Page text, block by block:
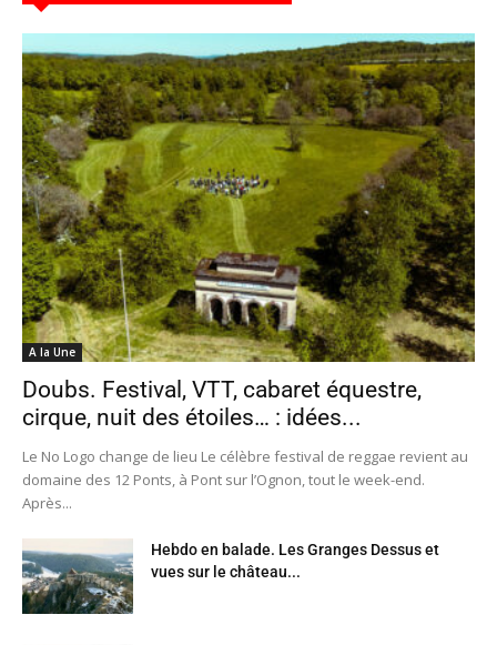
A la Une
Doubs. Festival, VTT, cabaret équestre,
cirque, nuit des étoiles… : idées...
Le No Logo change de lieu Le célèbre festival de reggae revient au
domaine des 12 Ponts, à Pont sur l’Ognon, tout le week-end.
Après...
Hebdo en balade. Les Granges Dessus et
vues sur le château...